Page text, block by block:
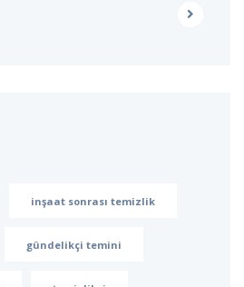
inşaat sonrası temizlik
gündelikçi temini